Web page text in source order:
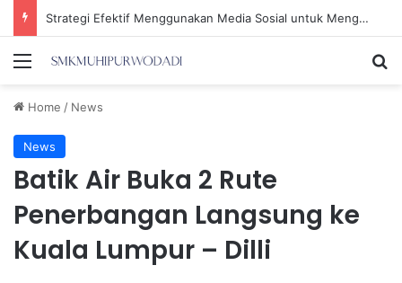
Pelaku Pemerasan Sahroni Mengaku Sebagai Kabiro Penindakan KPK
Menu
Home / News
News
Batik Air Buka 2 Rute
Penerbangan Langsung ke
Kuala Lumpur – Dilli